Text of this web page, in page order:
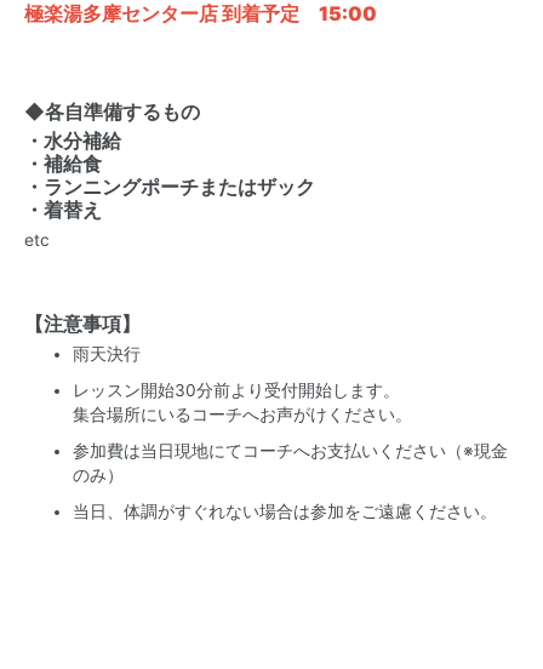
極楽湯多摩センター店 到着予定 15:00
◆各自準備するもの
・水分補給
・補給食
・ランニングポーチまたはザック
・着替え
etc
【注意事項】
雨天決行
レッスン開始30分前より受付開始します。
集合場所にいるコーチへお声がけください。
参加費は当日現地にてコーチへお支払いください（※現金
のみ）
当日、体調がすぐれない場合は参加をご遠慮ください。